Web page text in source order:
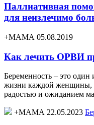
Паллиативная
для неизлечимо
+МАМА 05.08.2019
Как лечить ОРВИ
Беременность – это
жизни каждой женщины,
радостью и ожиданием
+МАМА 22.05.2023